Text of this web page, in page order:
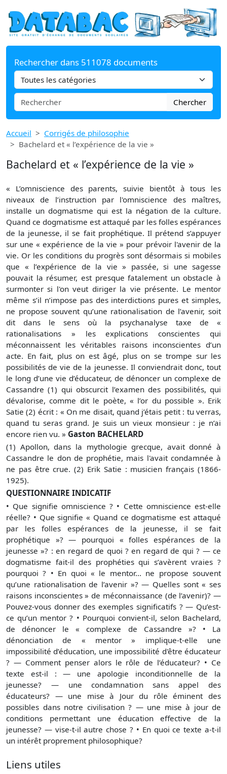
Rechercher dans 511078 documents
Chercher
Accueil
Corrigés de philosophie
Bachelard et « l’expérience de la vie »
Bachelard et « l’expérience de la vie »
« L’omniscience des parents, suivie bientôt à tous les
niveaux de l’instruction par l'omniscience des maîtres,
installe un dogmatisme qui est la négation de la culture.
Quand ce dogmatisme est attaqué par les folles espérances
de la jeunesse, il se fait prophétique. Il prétend s’appuyer
sur une « expérience de la vie » pour prévoir l'avenir de la
vie. Or les conditions du progrès sont désormais si mobiles
que « l’expérience de la vie » passée, si une sagesse
pouvait la résumer, est presque fatalement un obstacle à
surmonter si l'on veut diriger la vie présente. Le mentor
même s’il n’impose pas des interdictions pures et simples,
ne propose souvent qu’une rationalisation de l’avenir, soit
dit dans le sens où la psychanalyse taxe de «
rationalisations » les explications conscientes qui
méconnaissent les véritables raisons inconscientes d’un
acte. En fait, plus on est âgé, plus on se trompe sur les
possibilités de vie de la jeunesse. Il conviendrait donc, tout
le long d’une vie d’éducateur, de dénoncer un complexe de
Cassandre (1) qui obscurcit l’examen des possibilités, qui
dévalorise, comme dit le poète, « l’or du possible ». Erik
Satie (2) écrit : « On me disait, quand j’étais petit : tu verras,
quand tu seras grand. Je suis un vieux monsieur : je n’ai
encore rien vu. » Gaston BACHELARD
(1) Apollon, dans la mythologie grecque, avait donné à
Cassandre le don de prophétie, mais l'avait condamnée à
ne pas être crue. (2) Erik Satie : musicien français (1866-
1925).
QUESTIONNAIRE INDICATIF
• Que signifie omniscience ? • Cette omniscience est-elle
réelle? • Que signifie « Quand ce dogmatisme est attaqué
par les folles espérances de la jeunesse, il se fait
prophétique »? — pourquoi « folles espérances de la
jeunesse »? : en regard de quoi ? en regard de qui ? — ce
dogmatisme fait-il des prophéties qui s’avèrent vraies ?
pourquoi ? • En quoi « le mentor... ne propose souvent
qu’une rationalisation de l’avenir »? — Quelles sont « ses
raisons inconscientes » de méconnaissance (de l’avenir)? —
Pouvez-vous donner des exemples significatifs ? — Qu’est-
ce qu’un mentor ? • Pourquoi convient-il, selon Bachelard,
de dénoncer le « complexe de Cassandre »? • La
dénonciation de « mentor » implique-t-elle une
impossibilité d’éducation, une impossibilité d'être éducateur
? — Comment penser alors le rôle de l’éducateur? • Ce
texte est-il : — une apologie inconditionnelle de la
jeunesse? — une condamnation sans appel des
éducateurs? — une mise à Jour du rôle éminent des
possibles dans notre civilisation ? — une mise à jour de
conditions permettant une éducation effective de la
jeunesse? — vise-t-il autre chose ? • En quoi ce texte a-t-il
un intérêt proprement philosophique?
Liens utiles